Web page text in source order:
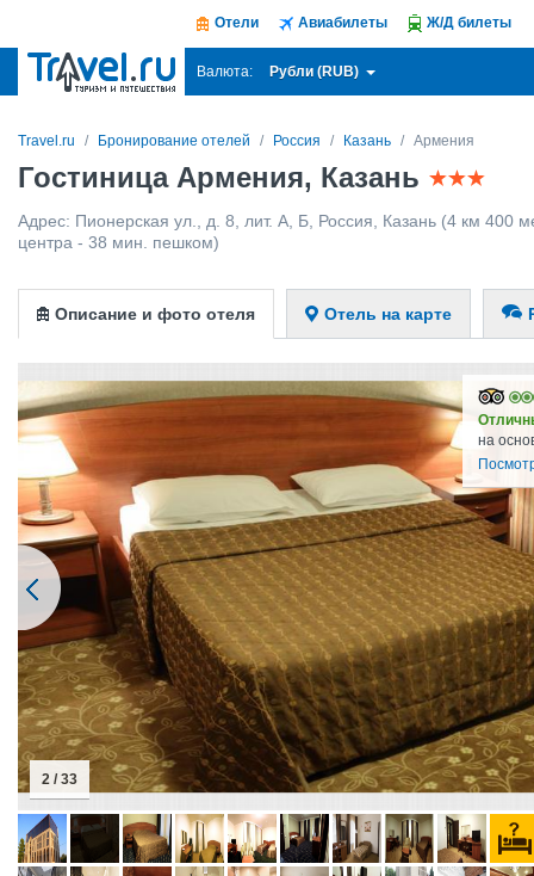
Отели Авиабилеты Ж/Д билеты
Валюта: Рубли (RUB)
Travel.ru Бронирование отелей Россия Казань Армения
Гостиница Армения, Казань
Адрес: Пионерская ул., д. 8, лит. А, Б Россия Казань (4 км 400
центра - 38 мин. пешком)
Описание и фото отеля Отель на карте
на
2 / 33